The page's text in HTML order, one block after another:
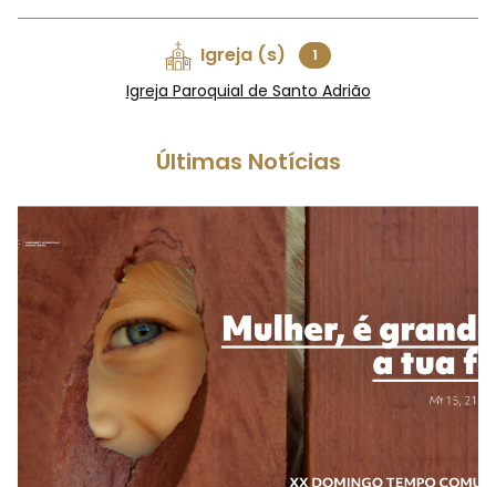
Igreja (s) 1
Igreja Paroquial de Santo Adrião
Últimas Notícias